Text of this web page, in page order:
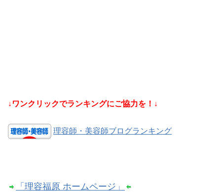
↓ワンクリックでランキングにご協力を！↓
理容師・美容師ブログランキング
「理容福原 ホームページ」